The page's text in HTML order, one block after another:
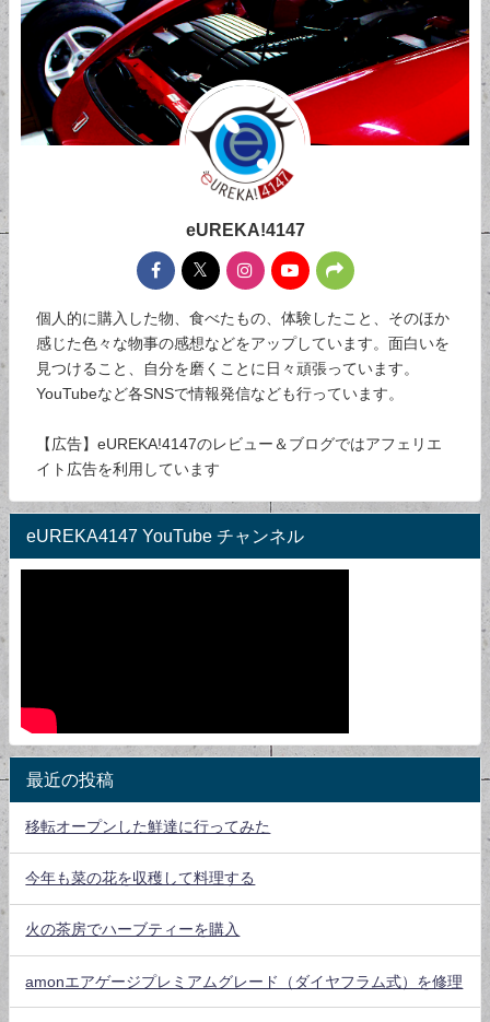
eUREKA!4147
個人的に購入した物、食べたもの、体験したこと、そのほか
感じた色々な物事の感想などをアップしています。面白いを
見つけること、自分を磨くことに日々頑張っています。
YouTubeなど各SNSで情報発信なども行っています。
【広告】eUREKA!4147のレビュー＆ブログではアフェリエ
イト広告を利用しています
eUREKA4147 YouTube チャンネル
最近の投稿
移転オープンした鮮達に行ってみた
今年も菜の花を収穫して料理する
火の茶房でハーブティーを購入
amonエアゲージプレミアムグレード（ダイヤフラム式）を修理